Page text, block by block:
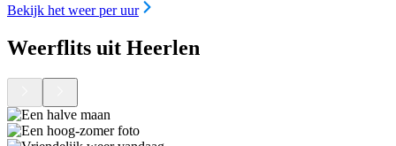
Bekijk het weer per uur
Weerflits uit Heerlen